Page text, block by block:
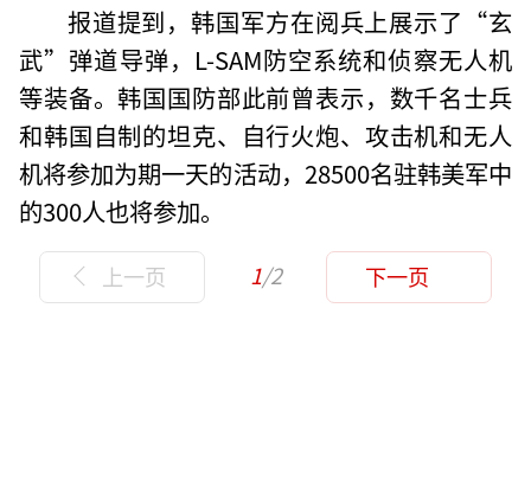
报道提到，韩国军方在阅兵上展示了“玄
武”弹道导弹，L-SAM防空系统和侦察无人机
等装备。韩国国防部此前曾表示，数千名士兵
和韩国自制的坦克、自行火炮、攻击机和无人
机将参加为期一天的活动，28500名驻韩美军中
的300人也将参加。
上一页 1/2 下一页